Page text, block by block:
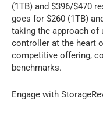
(1TB) and $396/$470
goes for $260 (1TB)
taking the approach of
controller at the heart
competitive offering,
benchmarks.
Engage with